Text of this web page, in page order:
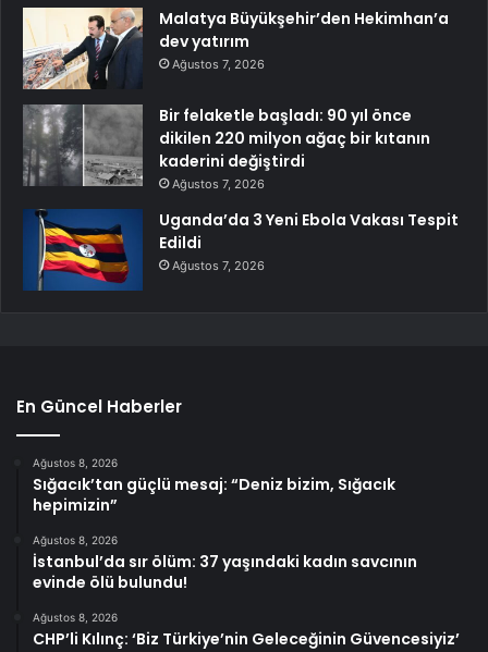
Malatya Büyükşehir’den Hekimhan’a
dev yatırım
Ağustos 7, 2026
Bir felaketle başladı: 90 yıl önce
dikilen 220 milyon ağaç bir kıtanın
kaderini değiştirdi
Ağustos 7, 2026
Uganda’da 3 Yeni Ebola Vakası Tespit
Edildi
Ağustos 7, 2026
En Güncel Haberler
Ağustos 8, 2026
Sığacık’tan güçlü mesaj: “Deniz bizim, Sığacık
hepimizin”
Ağustos 8, 2026
İstanbul’da sır ölüm: 37 yaşındaki kadın savcının
evinde ölü bulundu!
Ağustos 8, 2026
CHP’li Kılınç: ‘Biz Türkiye’nin Geleceğinin Güvencesiyiz’